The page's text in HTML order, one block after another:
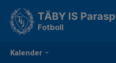
Kalender
TÄBY IS
Fotboll